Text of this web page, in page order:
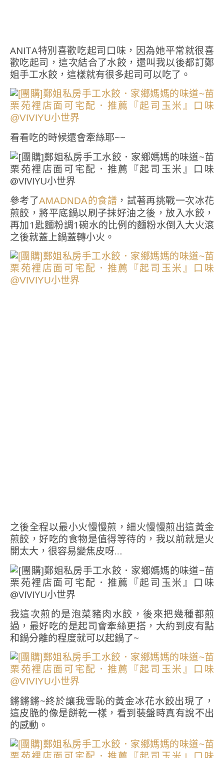
ANITA特別喜歡吃起司口味，因為她平常就很喜
歡吃起司，這次結合了水餃，還叫我以後都訂鄭
姐手工水餃，這樣就有很多起司可以吃了。
看看吃的時候還會牽絲耶~~
參考了AMADNDA的食譜 ，試著再挑戰一次冰花
煎餃，將平底鍋以刷子抹好油之後，放入水餃，
再加1匙麵粉調1碗水的比例的麵粉水倒入大火滾
之後就蓋上鍋蓋轉小火。
之後全程以最小火慢慢煎，細火慢慢煎出這黃金
煎餃，好吃的食物是值得等待的，我以前就是火
開太大，很容易變焦皮呀…
我這次煎的是泡菜豬肉水餃，後來把幾種都煎
過，最好吃的是起司會牽絲更搭，大約到皮有點
和鍋分離的程度就可以起鍋了~
鏘鏘鏘~終於讓我雪恥的黃金冰花水餃出現了，
這皮脆的像是餅乾一樣，看到裝盤時真有說不出
的感動。